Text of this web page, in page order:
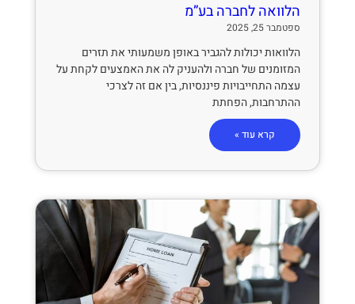
הלוואה לחברה בע”מ
ספטמבר 25, 2025
הלוואות יכולות להגביר באופן משמעותי את תזרים
המזומנים של חברה ולהעניק לה את האמצעים לקחת על
עצמה התחייבויות פיננסיות, בין אם זה לצרכי
ההתרחבות, הפחתת
קרא עוד »